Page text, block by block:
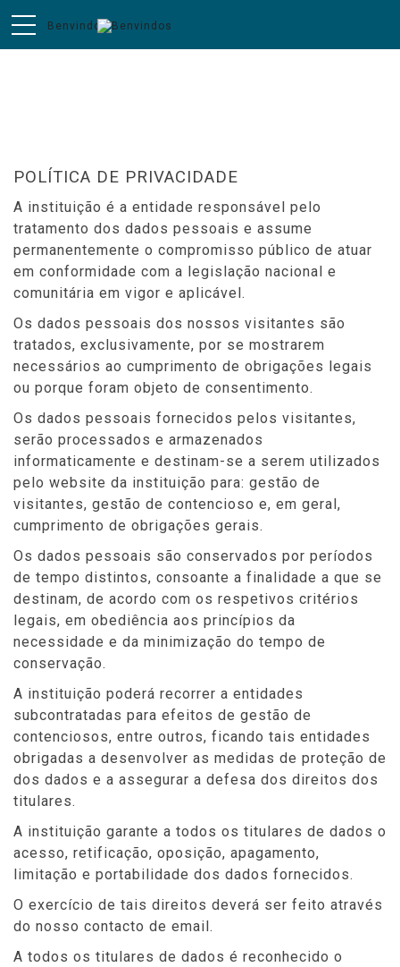
POLÍTICA DE PRIVACIDADE
A instituição é a entidade responsável pelo
tratamento dos dados pessoais e assume
permanentemente o compromisso público de atuar
em conformidade com a legislação nacional e
comunitária em vigor e aplicável.
Os dados pessoais dos nossos visitantes são
tratados, exclusivamente, por se mostrarem
necessários ao cumprimento de obrigações legais
ou porque foram objeto de consentimento.
Os dados pessoais fornecidos pelos visitantes,
serão processados e armazenados
informaticamente e destinam-se a serem utilizados
pelo website da instituição para: gestão de
visitantes, gestão de contencioso e, em geral,
cumprimento de obrigações gerais.
Os dados pessoais são conservados por períodos
de tempo distintos, consoante a finalidade a que se
destinam, de acordo com os respetivos critérios
legais, em obediência aos princípios da
necessidade e da minimização do tempo de
conservação.
A instituição poderá recorrer a entidades
subcontratadas para efeitos de gestão de
contenciosos, entre outros, ficando tais entidades
obrigadas a desenvolver as medidas de proteção de
dos dados e a assegurar a defesa dos direitos dos
titulares.
A instituição garante a todos os titulares de dados o
acesso, retificação, oposição, apagamento,
limitação e portabilidade dos dados fornecidos.
O exercício de tais direitos deverá ser feito através
do nosso contacto de email.
A todos os titulares de dados é reconhecido o